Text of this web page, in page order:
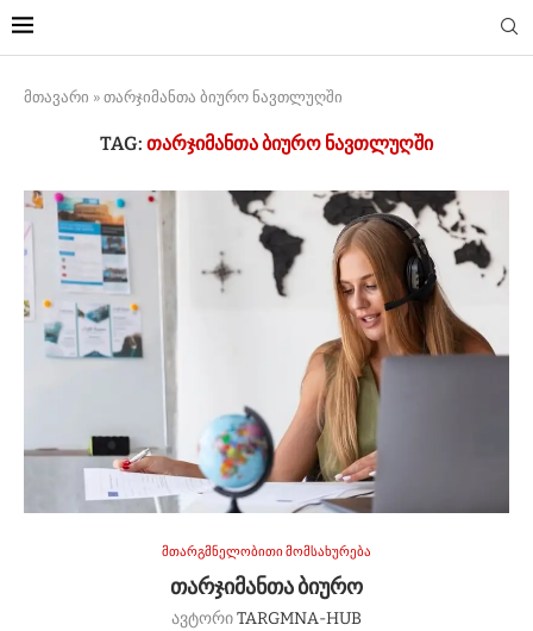
მთავარი » თარჯიმანთა ბიურო ნავთლუღში
TAG: ᲗᲐᲠᲯᲘᲛᲐᲜᲗᲐ ᲑᲘᲣᲠᲝ ᲜᲐᲕᲗᲚᲣᲦᲨᲘ
მთარგმნელობითი მომსახურება
ᲗᲐᲠᲯᲘᲛᲐᲜᲗᲐ ᲑᲘᲣᲠᲝ
ავტორიTARGMNA-HUB